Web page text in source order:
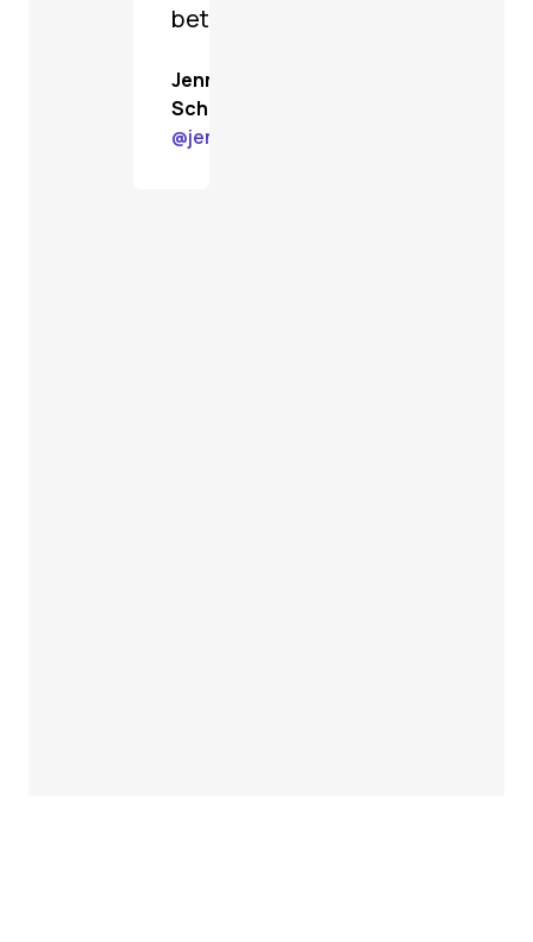
better.
Jenn
Schiffer
@jenn@gardenstate.social